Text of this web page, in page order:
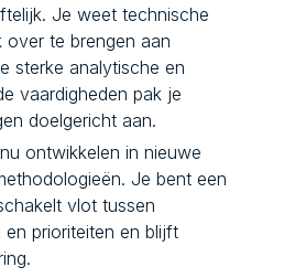
Je weet technische
over te brengen aan
sterke analytische en
vaardigheden pak je
doelgericht aan.
ontwikkelen in nieuwe
Je bent een
vlot tussen
prioriteiten en blijft